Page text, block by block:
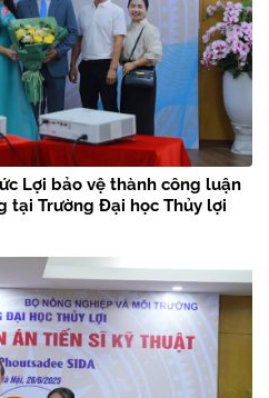
Lợi bảo vệ thành công luận
tại Trường Đại học Thủy lợi